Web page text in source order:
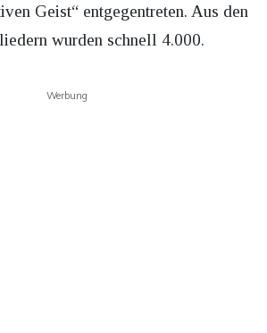
Geist“ entgegentreten. Aus den
wurden schnell 4.000.
Werbung